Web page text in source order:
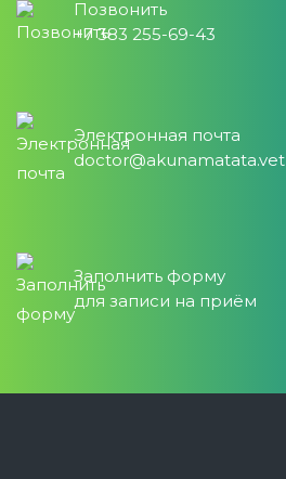
Позвонить
+7 383 255-69-43
Электронная почта
doctor@akunamatata.vet
Заполнить форму
для записи на приём